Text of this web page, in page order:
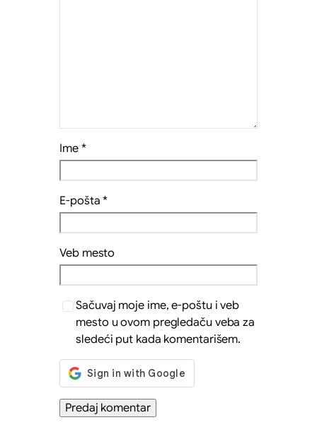
Ime *
E-pošta*
Veb mesto
Sačuvaj moje ime, e-poštu i veb
mesto u ovom pregledaču veba za
sledeći put kada komentarišem.